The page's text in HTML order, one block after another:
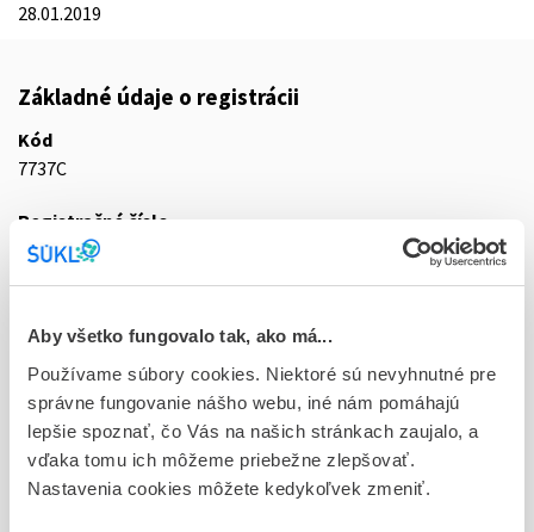
Aby všetko fungovalo tak, ako má...
Používame súbory cookies. Niektoré sú nevyhnutné pre
správne fungovanie nášho webu, iné nám pomáhajú
lepšie spoznať, čo Vás na našich stránkach zaujalo, a
vďaka tomu ich môžeme priebežne zlepšovať.
Nastavenia cookies môžete kedykoľvek zmeniť.
28.01.2019
Základné údaje o registrácii
Kód
7737C
Registračné číslo
63/0102/81-CS
tbl 50x10 mg (fľ.PE-ochran.krúžok)
Stav
D - Registrácia bez obmedzenia platnosti
Typ registračnej procedúry
Národná